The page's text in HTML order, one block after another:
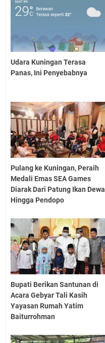
Udara Kuningan Terasa
Panas, Ini Penyebabnya
Pulang ke Kuningan, Peraih
Medali Emas SEA Games
Diarak Dari Patung Ikan Dewa
Hingga Pendopo
Bupati Berikan Santunan di
Acara Gebyar Tali Kasih
Yayasan Rumah Yatim
Baiturrohman